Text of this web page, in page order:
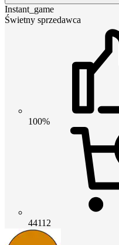
Instant_game
Świetny sprzedawca
100%
44112